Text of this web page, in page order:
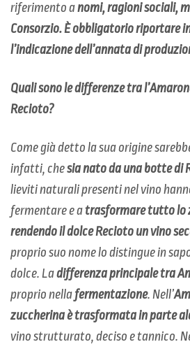
riferimento anomi, ragioni sociali,
Consorzio. È obbligatorio riportare
l’indicazione dell’annata di
Quali sono le differenze tra
Recioto?
Come già detto la sua origine
infatti,​ ​che​ ​sia​ ​nato​ ​da​ ​una​ ​botte​ ​di​
lieviti naturali​ ​presenti​ ​nel​ ​vino​
fermentare​ ​e​ ​a​​trasformare​ ​tutto​ ​lo​
rendendo​ ​il​ ​dolce​ ​Recioto​ ​un​ ​vino​
proprio suo nome lo​ ​distingue​ ​in​
dolce. La​ ​differenza​ ​principale​ ​tra​
proprio​ ​nella​ ​fermentazione. Nell’
zuccherina​ è ​trasformata​ ​in​ ​parte​
vino strutturato,​ ​deciso​ e tannico.​